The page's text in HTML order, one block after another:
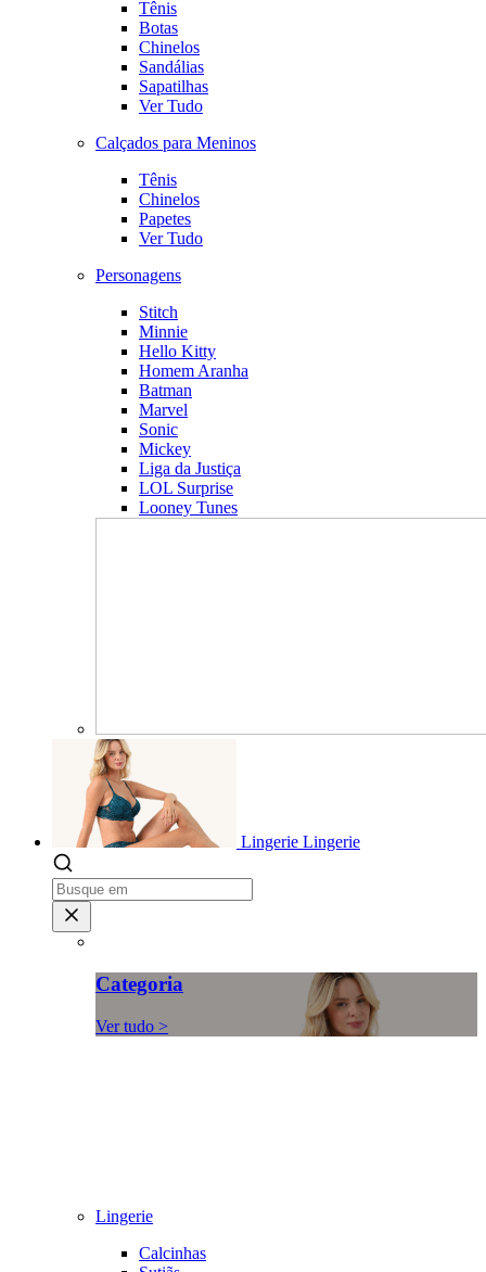
Tênis
Botas
Chinelos
Sandálias
Sapatilhas
Ver Tudo
Calçados para Meninos
Tênis
Chinelos
Papetes
Ver Tudo
Personagens
Stitch
Minnie
Hello Kitty
Homem Aranha
Batman
Marvel
Sonic
Mickey
Liga da Justiça
LOL Surprise
Looney Tunes
Lingerie Lingerie
Categoria
Ver tudo >
Lingerie
Calcinhas